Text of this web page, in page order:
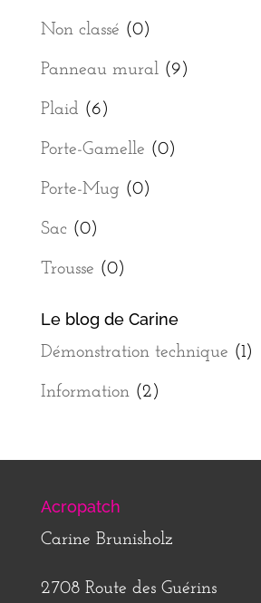
Non classé (0)
Panneau mural (9)
Plaid (6)
Porte-Gamelle (0)
Porte-Mug (0)
Sac (0)
Trousse (0)
Le blog de Carine
Démonstration technique (1)
Information(2)
Acropatch
Carine Brunisholz
2708 Route des Guérins